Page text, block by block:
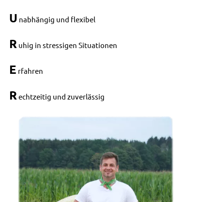
U nabhängig und flexibel
R uhig in stressigen Situationen
E rfahren
R echtzeitig und zuverlässig